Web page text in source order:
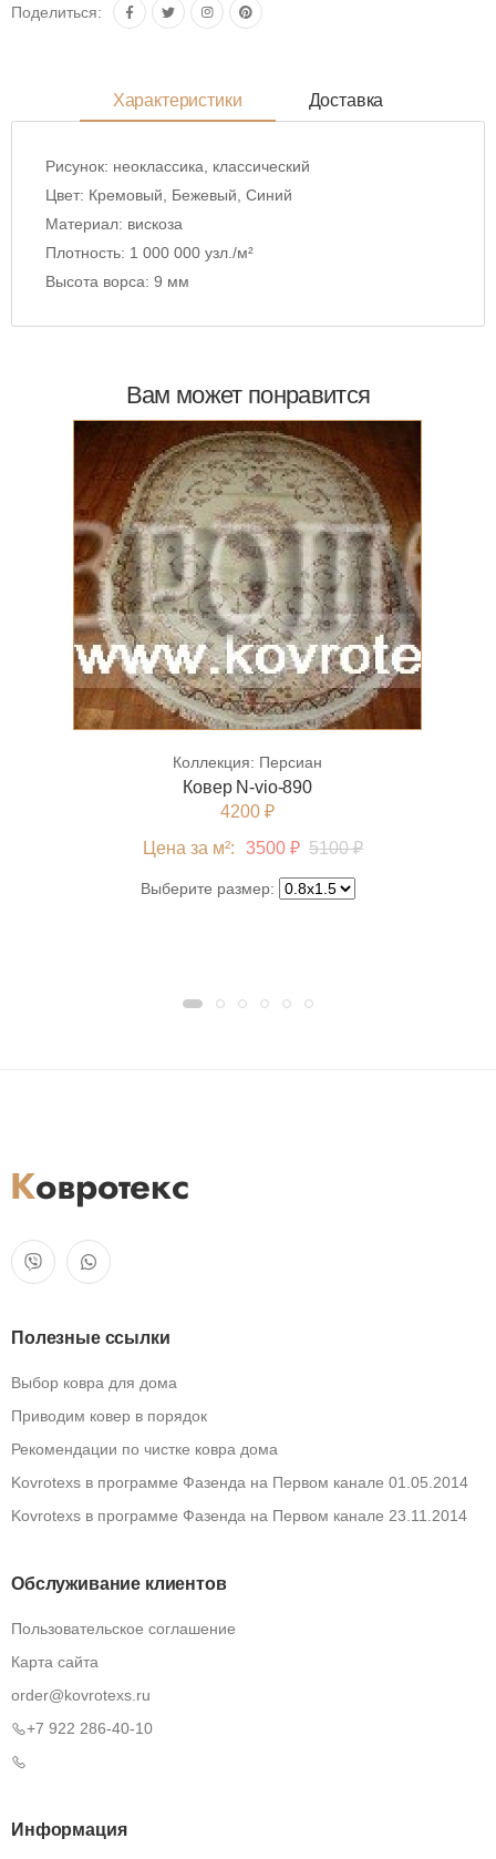
Поделиться:
Характеристики Доставка
Рисунок: неоклассика, классический
Цвет: Кремовый, Бежевый, Синий
Материал: вискоза
Плотность: 1 000 000 узл./м²
Высота ворса: 9 мм
Вам может понравится
Коллекция: Персиан
Ковер N-vio-890
4200 ₽
Цена за м²:
3500 ₽ 5100 ₽
Выберите размер:
Полезные ссылки
Выбор ковра для дома
Приводим ковер в порядок
Рекомендации по чистке ковра дома
Kovrotexs в программе Фазенда на Первом канале 01.05.2014
Kovrotexs в программе Фазенда на Первом канале 23.11.2014
Обслуживание клиентов
Пользовательское соглашение
Карта сайта
order@kovrotexs.ru
+7 922 286-40-10
Информация